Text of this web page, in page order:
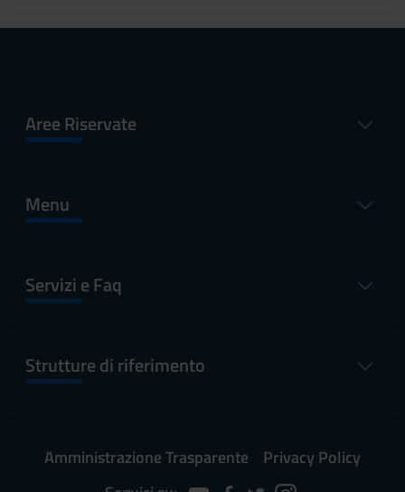
Aree Riservate
Menu
Servizi e Faq
Strutture di riferimento
Amministrazione Trasparente
Privacy Policy